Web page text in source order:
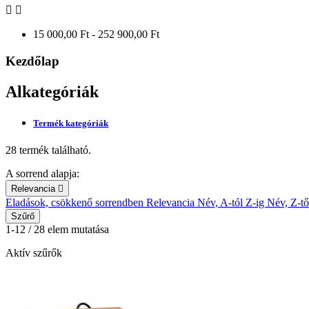
 
15 000,00 Ft - 252 900,00 Ft
Kezdőlap
Alkategóriák
Termék kategóriák
28 termék található.
A sorrend alapja:
Relevancia 
Eladások, csökkenő sorrendben Relevancia Név, A-tól Z-ig Név, Z-
Szűrő
1-12 / 28 elem mutatása
Aktív szűrők